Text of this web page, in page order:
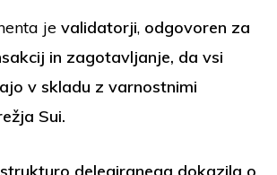
jevalidatorji, odgovoren za
in zagotavljanje, da vsi
v skladu z varnostnimi
Sui.